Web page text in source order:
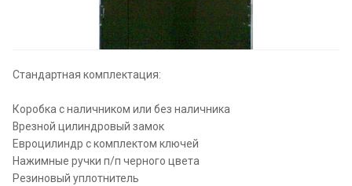
Стандартная комплектация:
Коробка с наличником или без наличника
Врезной цилиндровый замок
Евроцилиндр с комплектом ключей
Нажимные ручки п/п черного цвета
Резиновый уплотнитель